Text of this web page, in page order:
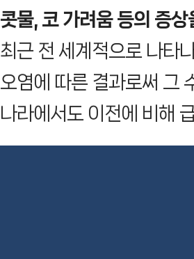
콧물, 코 가려움 등의 증
최근 전 세계적으로 나타
오염에 따른 결과로써 그
나라에서도 이전에 비해